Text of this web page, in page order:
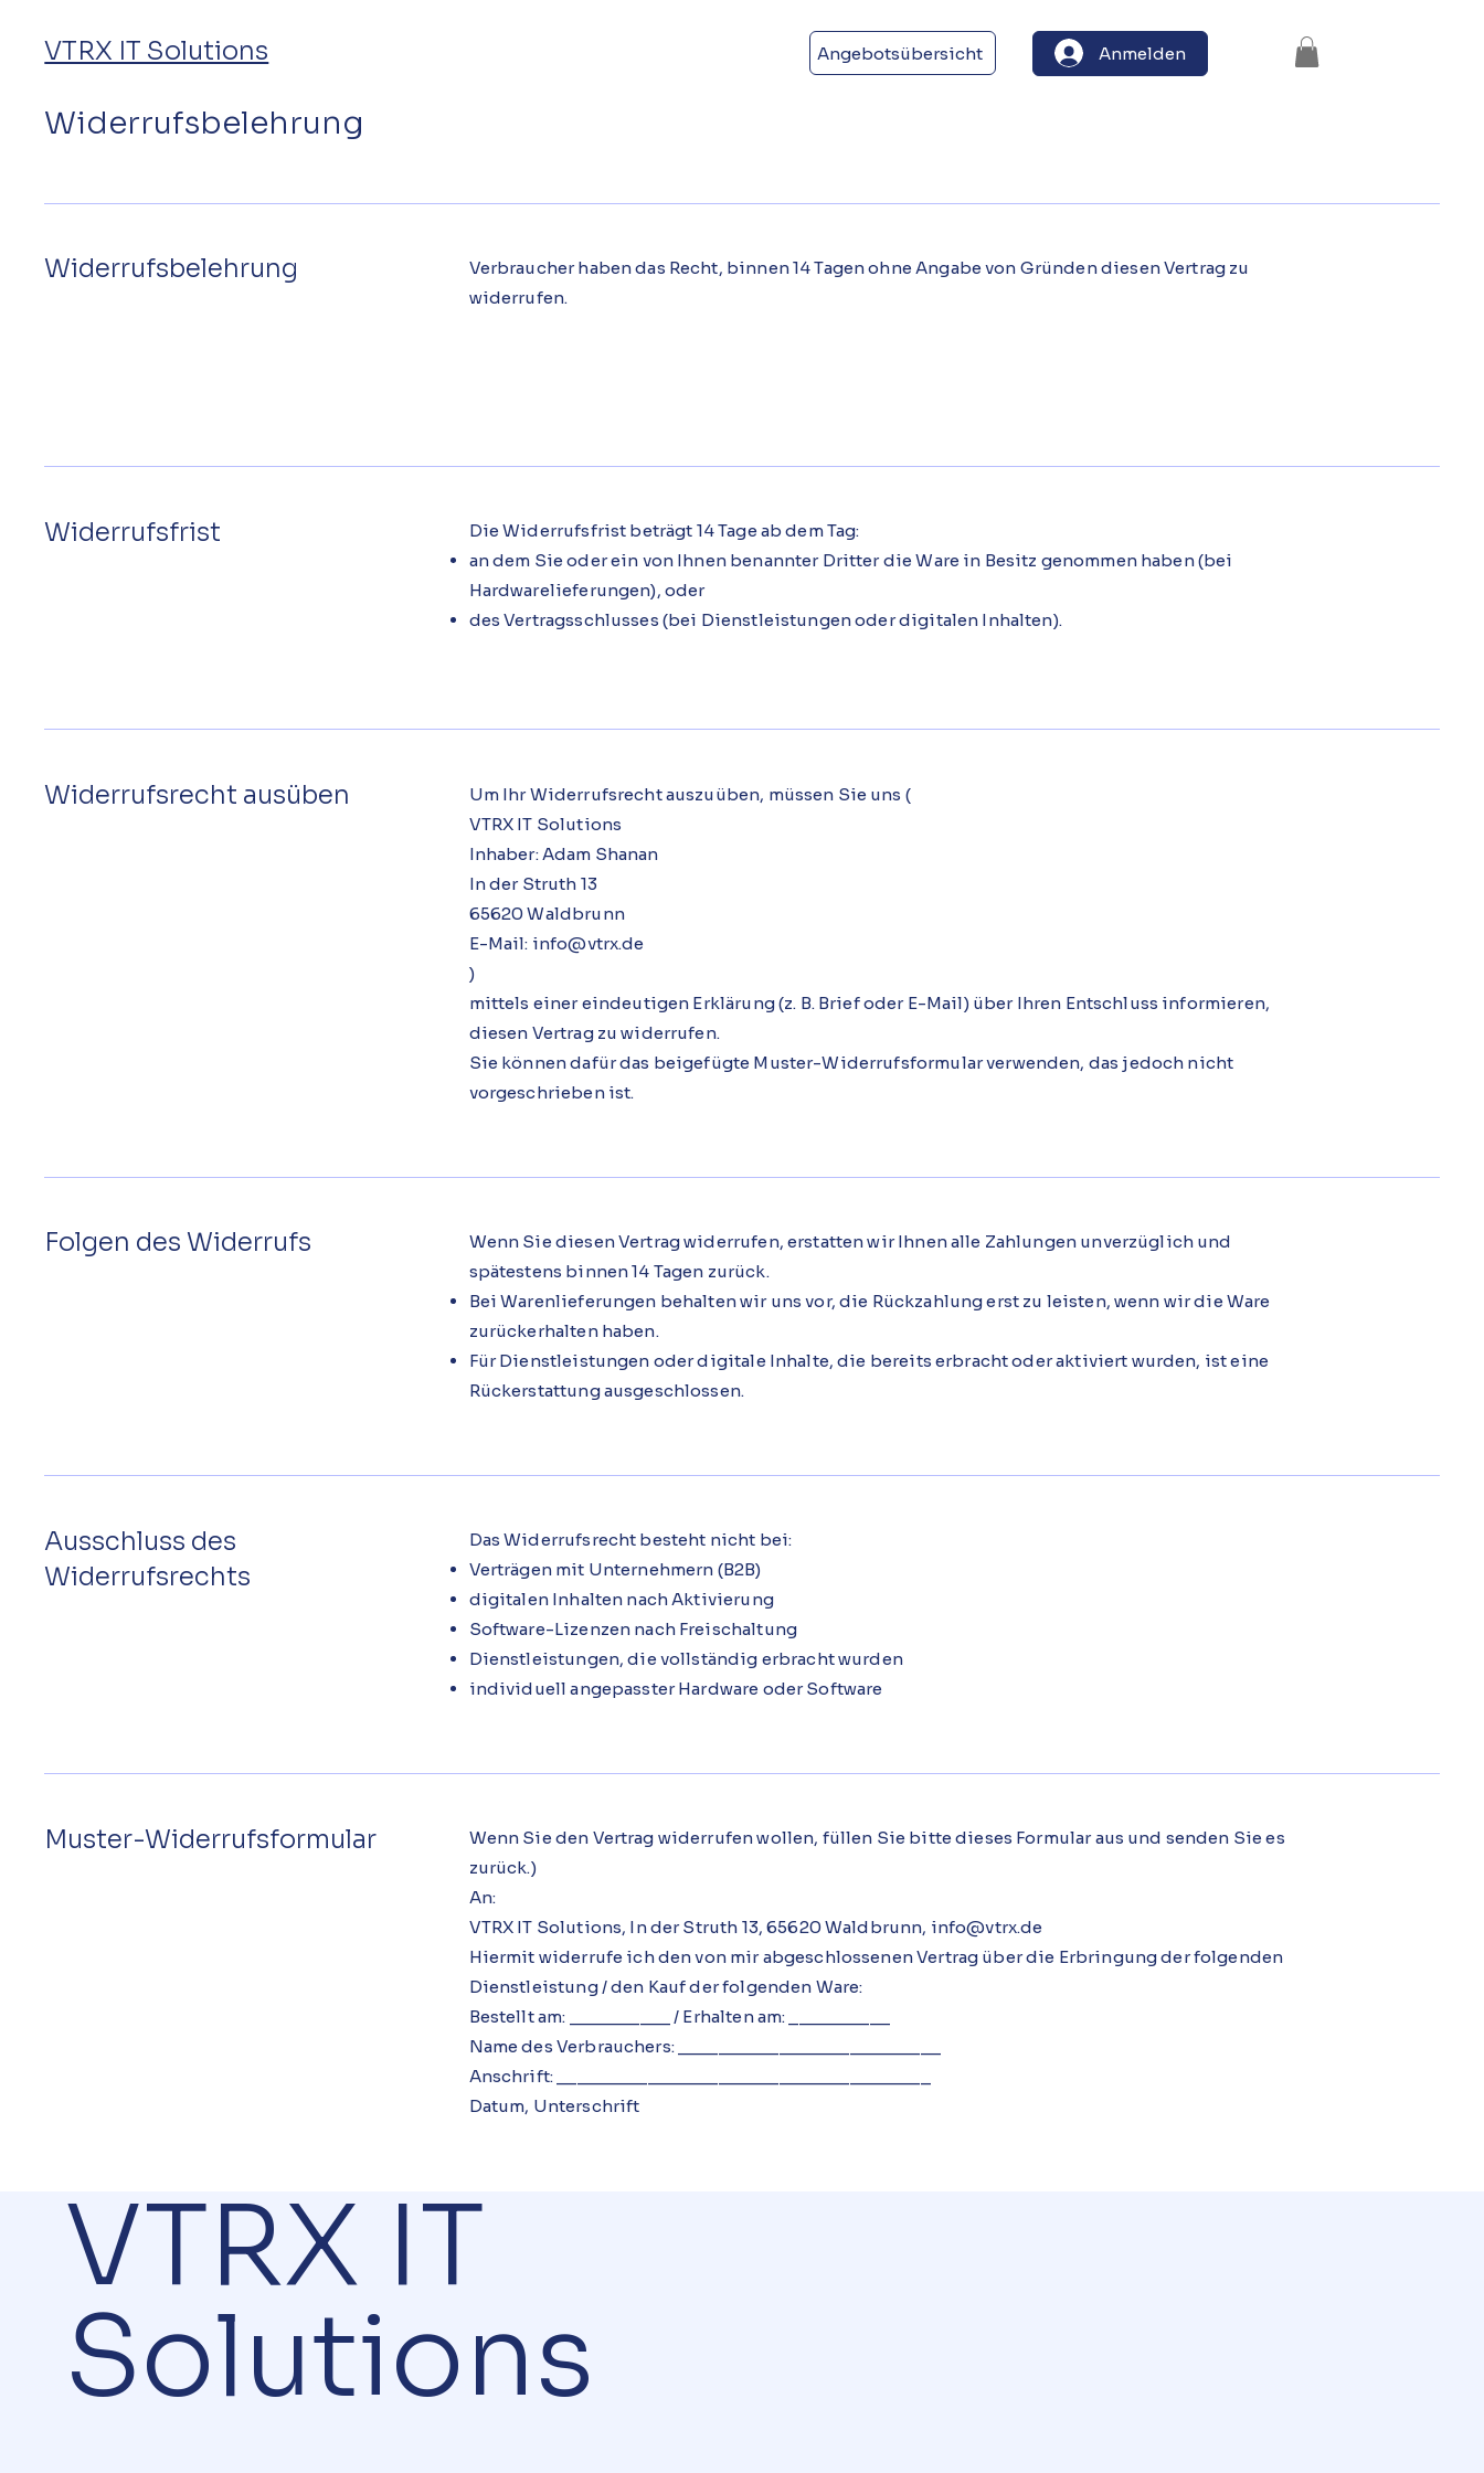
VTRX IT Solutions Angebotsübersicht Anmelden
Widerrufsbelehrung
Widerrufsbelehrung
Verbraucher haben das Recht, binnen 14 Tagen ohne Angabe von Gründen diesen Vertrag zu
widerrufen.
Widerrufsfrist
Die Widerrufsfrist beträgt 14 Tage ab dem Tag:
an dem Sie oder ein von Ihnen benannter Dritter die Ware in Besitz genommen haben (bei
Hardwarelieferungen), oder
des Vertragsschlusses (bei Dienstleistungen oder digitalen Inhalten).
Widerrufsrecht ausüben
Um Ihr Widerrufsrecht auszuüben, müssen Sie uns (
VTRX IT Solutions
Inhaber: Adam Shanan
In der Struth 13
65620 Waldbrunn
E-Mail: info@vtrx.de
)
mittels einer eindeutigen Erklärung (z. B. Brief oder E-Mail) über Ihren Entschluss informieren,
diesen Vertrag zu widerrufen.
Sie können dafür das beigefügte Muster-Widerrufsformular verwenden, das jedoch nicht
vorgeschrieben ist.
Folgen des Widerrufs
Wenn Sie diesen Vertrag widerrufen, erstatten wir Ihnen alle Zahlungen unverzüglich und
spätestens binnen 14 Tagen zurück.
Bei Warenlieferungen behalten wir uns vor, die Rückzahlung erst zu leisten, wenn wir die Ware
zurückerhalten haben.
Für Dienstleistungen oder digitale Inhalte, die bereits erbracht oder aktiviert wurden, ist eine
Rückerstattung ausgeschlossen.
Ausschluss des
Widerrufsrechts
Das Widerrufsrecht besteht nicht bei:
Verträgen mit Unternehmern (B2B)
digitalen Inhalten nach Aktivierung
Software-Lizenzen nach Freischaltung
Dienstleistungen, die vollständig erbracht wurden
individuell angepasster Hardware oder Software
Muster-Widerrufsformular
Wenn Sie den Vertrag widerrufen wollen, füllen Sie bitte dieses Formular aus und senden Sie es
zurück.)
An:
VTRX IT Solutions, In der Struth 13, 65620 Waldbrunn, info@vtrx.de
Hiermit widerrufe ich den von mir abgeschlossenen Vertrag über die Erbringung der folgenden
Dienstleistung / den Kauf der folgenden Ware:
Bestellt am: __________ / Erhalten am: __________
Name des Verbrauchers: __________________________
Anschrift: _____________________________________
Datum, Unterschrift
VTRX IT
Solutions